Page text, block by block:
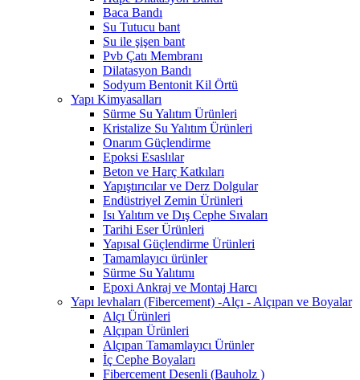
Baca Bandı
Su Tutucu bant
Su ile şişen bant
Pvb Çatı Membranı
Dilatasyon Bandı
Sodyum Bentonit Kil Örtü
Yapı Kimyasalları
Sürme Su Yalıtım Ürünleri
Kristalize Su Yalıtım Ürünleri
Onarım Güçlendirme
Epoksi Esaslılar
Beton ve Harç Katkıları
Yapıştırıcılar ve Derz Dolgular
Endüstriyel Zemin Ürünleri
Isı Yalıtım ve Dış Cephe Sıvaları
Tarihi Eser Ürünleri
Yapısal Güçlendirme Ürünleri
Tamamlayıcı ürünler
Sürme Su Yalıtımı
Epoxi Ankraj ve Montaj Harcı
Yapı levhaları (Fibercement) -Alçı - Alçıpan ve Boyalar
Alçı Ürünleri
Alçıpan Ürünleri
Alçıpan Tamamlayıcı Ürünler
İç Cephe Boyaları
Fibercement Desenli (Bauholz )